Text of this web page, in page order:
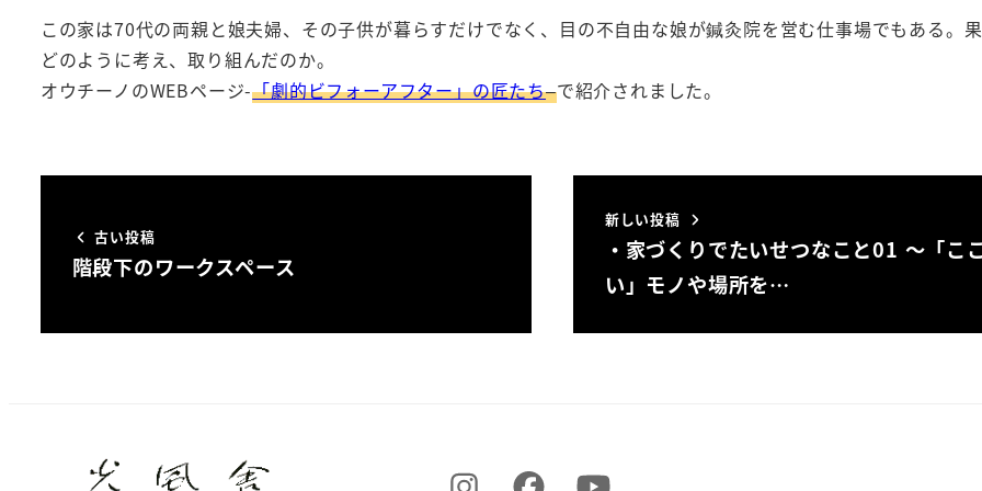
この家は70代の両親と娘夫婦、その子供が暮らすだけでなく、目の不自由な娘が鍼灸院を営む仕事場でもある。果
どのように考え、取り組んだのか。
オウチーノのWEBページ-「劇的ビフォーアフター」の匠たち–で紹介されました。
古い投稿
階段下のワークスペース
新しい投稿
・家づくりでたいせつなこと01 ～「こ
い」モノや場所を…